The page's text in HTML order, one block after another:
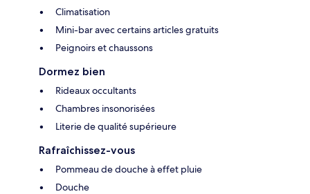
Climatisation
Mini-bar avec certains articles gratuits
Peignoirs et chaussons
Dormez bien
Rideaux occultants
Chambres insonorisées
Literie de qualité supérieure
Rafraîchissez-vous
Pommeau de douche à effet pluie
Douche